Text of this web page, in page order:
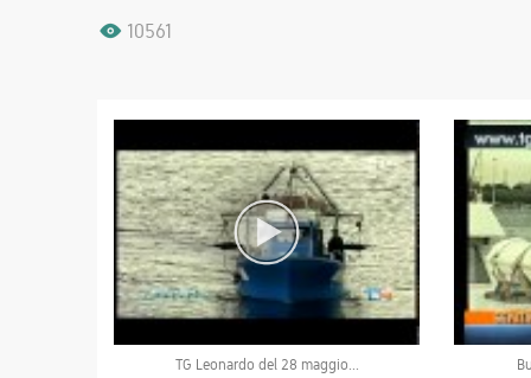
10561
TG Leonardo del 28 maggio...